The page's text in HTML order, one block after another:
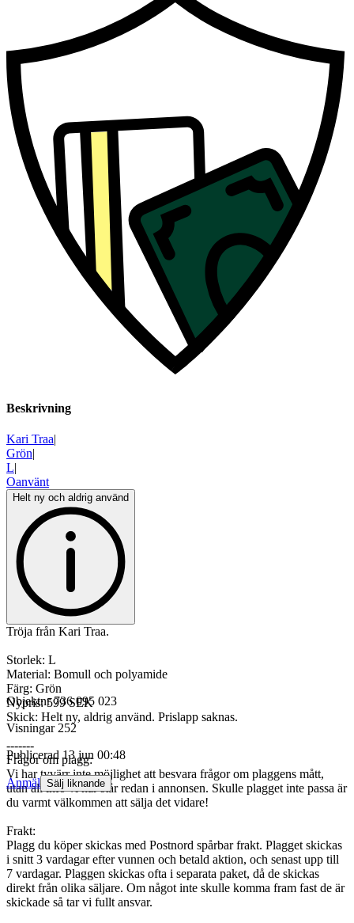
Beskrivning
Kari Traa|
Grön|
L|
Oanvänt
Helt ny och aldrig använd
Tröja från Kari Traa.
Storlek: L
Material: Bomull och polyamide
Färg: Grön
Nypris: 599 SEK
Skick: Helt ny, aldrig använd. Prislapp saknas.
-------
Frågor om plagg:
Vi har tyvärr inte möjlighet att besvara frågor om plaggens mått,
utan all info vi har står redan i annonsen. Skulle plagget inte passa är
du varmt välkommen att sälja det vidare!
Frakt:
Plagg du köper skickas med Postnord spårbar frakt. Plagget skickas
i snitt 3 vardagar efter vunnen och betald aktion, och senast upp till
7 vardagar. Plaggen skickas ofta i separata paket, då de skickas
direkt från olika säljare. Om något inte skulle komma fram fast de är
skickade så tar vi fullt ansvar.
Objektnr 736 095 023
Visningar 252
Publicerad 13 jun 00:48
Anmäl Sälj liknande